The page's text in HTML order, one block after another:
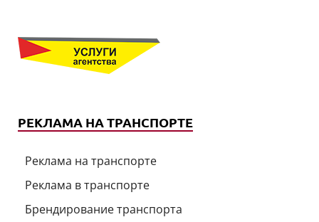
РЕКЛАМА НА ТРАНСПОРТЕ
Реклама на транспорте
Реклама в транспорте
Брендирование транспорта